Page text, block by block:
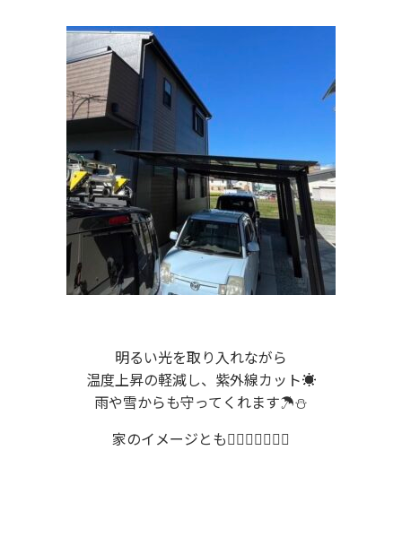
明るい光を取り入れながら
温度上昇の軽減し、紫外線カット☀️
雨や雪からも守ってくれます☂️⛄️
家のイメージとも🙆‍♀️🙆‍♀️🙆‍♀️✨